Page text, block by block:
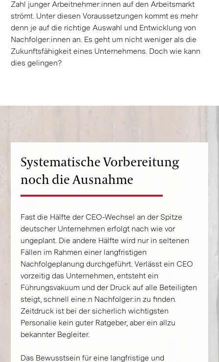
Zahl junger Arbeitnehmer:innen auf den Arbeitsmarkt
strömt. Unter diesen Voraussetzungen kommt es mehr
denn je auf die richtige Auswahl und Entwicklung von
Nachfolger:innen an. Es geht um nicht weniger als die
Zukunftsfähigkeit eines Unternehmens. Doch wie kann
dies gelingen?
Systematische Vorbereitung
noch die Ausnahme
Fast die Hälfte der CEO-Wechsel an der Spitze
deutscher Unternehmen erfolgt nach wie vor
ungeplant. Die andere Hälfte wird nur in seltenen
Fällen im Rahmen einer langfristigen
Nachfolgeplanung durchgeführt. Verlässt ein CEO
vorzeitig das Unternehmen, entsteht ein
Führungsvakuum und der Druck auf alle Beteiligten
steigt, schnell eine:n Nachfolger:in zu finden.
Zeitdruck ist bei der sicherlich wichtigsten
Personalie kein guter Ratgeber, aber ein allzu
bekannter Begleiter.
Das Bewusstsein für eine langfristige und